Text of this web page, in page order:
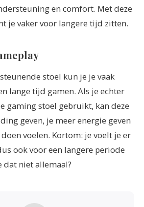
en comfort. Met deze
je vaker voor langere tijd zitten.
stoel kun je je vaak
lange tijd gamen. Als je echter
gaming stoel gebruikt, kan deze
geven, je meer energie geven
voelen. Kortom: je voelt je er
ook voor een langere periode
dat niet allemaal?